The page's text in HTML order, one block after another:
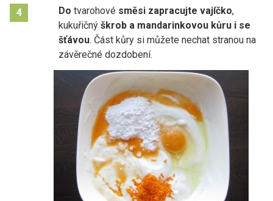
4 Do tvarohové směsi zapracujte vajíčko,
kukuřičný škrob a mandarinkovou kůru i se
šťávou. Část kůry si můžete nechat stranou na
závěrečné dozdobení.